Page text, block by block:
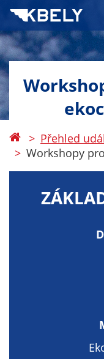
Přehled
Workshopy